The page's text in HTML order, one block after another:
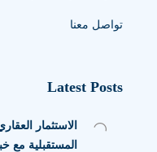
تواصل معنا
Latest Posts
المستقبلية مع